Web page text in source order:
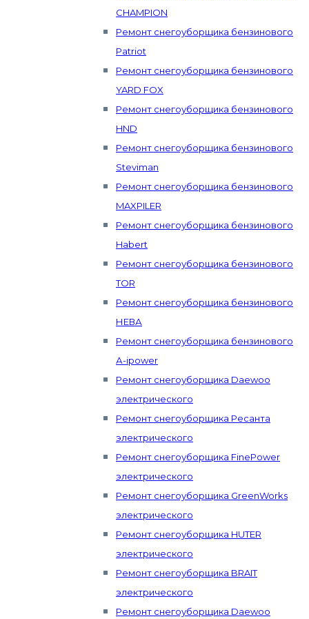
CHAMPION
Ремонт снегоуборщика бензинового
Patriot
Ремонт снегоуборщика бензинового
YARD FOX
Ремонт снегоуборщика бензинового
HND
Ремонт снегоуборщика бензинового
Steviman
Ремонт снегоуборщика бензинового
MAXPILER
Ремонт снегоуборщика бензинового
Habert
Ремонт снегоуборщика бензинового
TOR
Ремонт снегоуборщика бензинового
НЕВА
Ремонт снегоуборщика бензинового
А-ipower
Ремонт снегоуборщика Daewoo
электрического
Ремонт снегоуборщика Ресанта
электрического
Ремонт снегоуборщика FinePower
электрического
Ремонт снегоуборщика GreenWorks
электрического
Ремонт снегоуборщика HUTER
электрического
Ремонт снегоуборщика BRAIT
электрического
Ремонт снегоуборщика Daewoo